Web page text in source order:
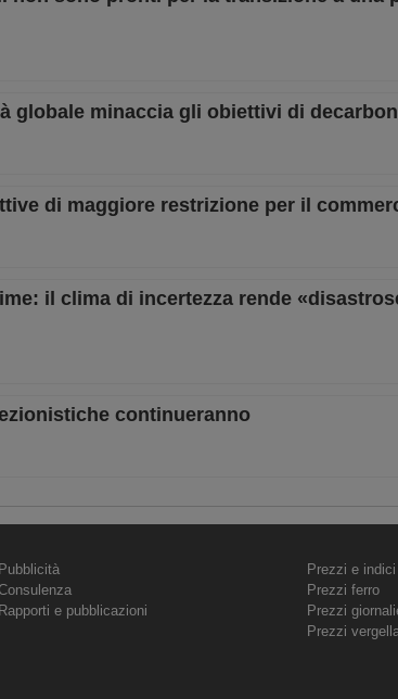
globale minaccia gli obiettivi di
di maggiore restrizione per il
il clima di incertezza rende
continueranno
Pubblicità
Rapporti e pubblicazioni
Prezzi e indici
Prezzi ferro
Prezzi
Prezzi